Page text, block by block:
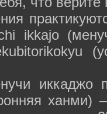
ikkajo
иккаджо